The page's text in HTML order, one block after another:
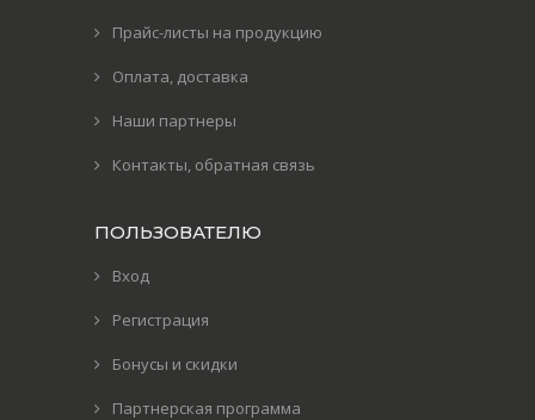
Прайс-листы на продукцию
Оплата, доставка
Наши партнеры
Контакты, обратная связь
ПОЛЬЗОВАТЕЛЮ
Вход
Регистрация
Бонусы и скидки
Партнерская программа